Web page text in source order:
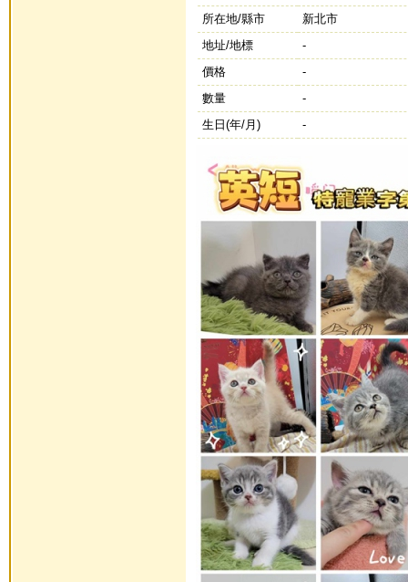
所在地/縣市
新北市
地址/地標
-
價格
-
數量
-
生日(年/月)
-